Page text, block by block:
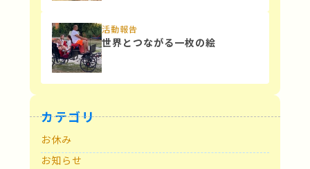
活動報告
世界とつながる一枚の絵
カテゴリ
お休み
お知らせ